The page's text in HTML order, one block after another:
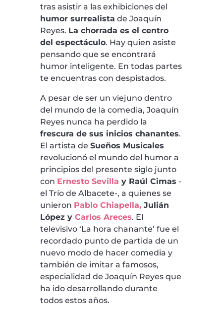
tras asistir a las exhibiciones del
humor surrealista de Joaquín
Reyes. La chorrada es el centro
del espectáculo. Hay quien asiste
pensando que se encontrará
humor inteligente. En todas partes
te encuentras con despistados.
A pesar de ser un viejuno dentro
del mundo de la comedia, Joaquín
Reyes nunca ha perdido la
frescura de sus inicios chanantes.
El artista de Sueños Musicales
revolucionó el mundo del humor a
principios del presente siglo junto
con Ernesto Sevilla y Raúl Cimas -
el Trío de Albacete-, a quienes se
unieron Pablo Chiapella,Julián
López y Carlos Areces. El
televisivo ‘La hora chanante’ fue el
recordado punto de partida de un
nuevo modo de hacer comedia y
también de imitar a famosos,
especialidad de Joaquín Reyes que
ha ido desarrollando durante
todos estos años.